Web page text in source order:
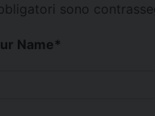
sono
Name*